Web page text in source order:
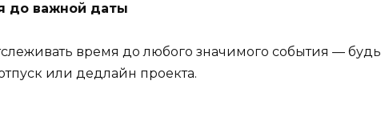
до важной даты
время до любого значимого события — будь
или дедлайн проекта.